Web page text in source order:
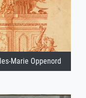
Marie Oppenord